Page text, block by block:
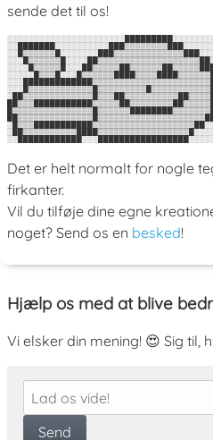
sende det til os!
Det er helt normalt for nogle
firkanter.
Vil du tilføje dine egne
noget? Send os en besked!
Hjælp os med at blive
Vi elsker din mening! 😍 Sig til,